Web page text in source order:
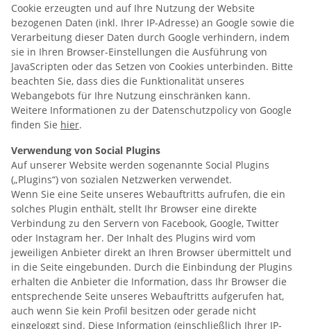
Cookie erzeugten und auf Ihre Nutzung der Website
bezogenen Daten (inkl. Ihrer IP-Adresse) an Google sowie die
Verarbeitung dieser Daten durch Google verhindern, indem
sie in Ihren Browser-Einstellungen die Ausführung von
JavaScripten oder das Setzen von Cookies unterbinden. Bitte
beachten Sie, dass dies die Funktionalität unseres
Webangebots für Ihre Nutzung einschränken kann.
Weitere Informationen zu der Datenschutzpolicy von Google
finden Sie hier.
Verwendung von Social Plugins
Auf unserer Website werden sogenannte Social Plugins
(„Plugins“) von sozialen Netzwerken verwendet.
Wenn Sie eine Seite unseres Webauftritts aufrufen, die ein
solches Plugin enthält, stellt Ihr Browser eine direkte
Verbindung zu den Servern von Facebook, Google, Twitter
oder Instagram her. Der Inhalt des Plugins wird vom
jeweiligen Anbieter direkt an Ihren Browser übermittelt und
in die Seite eingebunden. Durch die Einbindung der Plugins
erhalten die Anbieter die Information, dass Ihr Browser die
entsprechende Seite unseres Webauftritts aufgerufen hat,
auch wenn Sie kein Profil besitzen oder gerade nicht
eingeloggt sind. Diese Information (einschließlich Ihrer IP-